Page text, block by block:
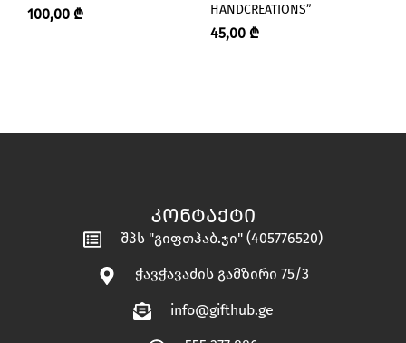
100,00 ₾
HANDCREATIONS”
45,00 ₾
ᲙᲝᲜᲢᲐᲥᲢᲘ
შპს "გიფთჰაბ.ჯი" (405776520)
ჭავჭავაძის გამზირი 75/3
info@gifthub.ge